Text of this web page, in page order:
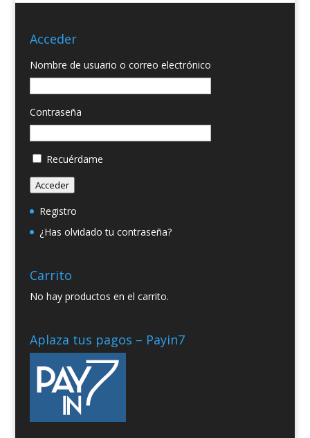
Acceder
Nombre de usuario o correo electrónico
Contraseña
Recuérdame
Acceder
Registro
¿Has olvidado tu contraseña?
Carrito
No hay productos en el carrito.
Aplaza tus pagos – Payin7